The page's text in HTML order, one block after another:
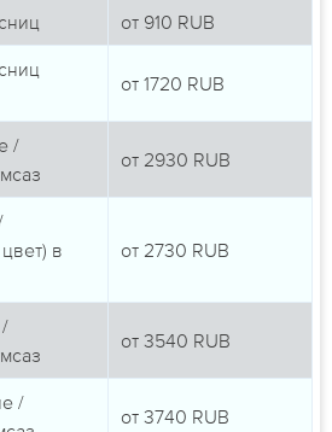
от 910 RUB
от 1720 RUB
/
от 2930 RUB
в
от 2730 RUB
от 3540 RUB
/
от 3740 RUB